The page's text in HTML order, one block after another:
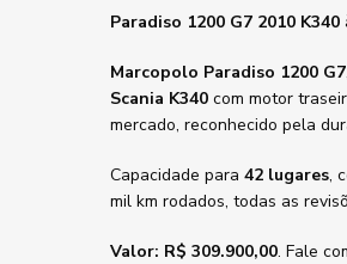
Paradiso 1200 G7 2010 K340
Marcopolo Paradiso 1200 G7
Scania K340 com motor
mercado, reconhecido pela
Capacidade para 42 lugares,
mil km rodados, todas as
Valor: R$ 309.900,00. Fale